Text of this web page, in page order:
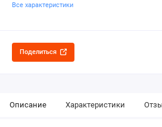
Все характеристики
Поделиться
Описание Характеристики